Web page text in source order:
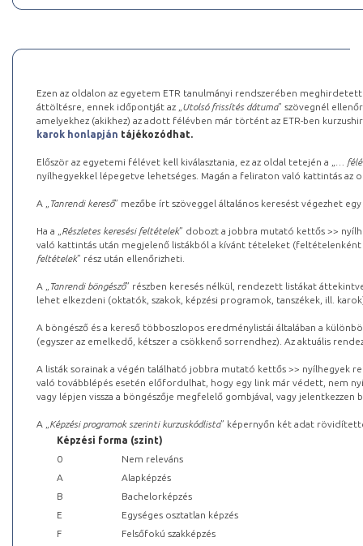
Ezen az oldalon az egyetem ETR tanulmányi rendszerében
áttöltésre, ennek időpontját az „ Utolsó frissítés dátuma” szövegnél
amelyekhez (akikhez) az adott félévben már történt az ETR-ben
karok honlapján tájékozódhat.
Először az egyetemi félévet kell kiválasztania, ez az oldal tetején a „
…
nyílhegyekkel lépegetve lehetséges. Magán a feliraton való kattintás az
A „ Tanrendi kereső” mezőbe írt szöveggel általános keresést végezhet
Ha a „ Részletes keresési feltételek” dobozt a jobbra mutató kettős >>
való kattintás után megjelenő listákból a kívánt tételeket (feltételenként
feltételek” rész után ellenőrizheti.
A „ Tanrendi böngésző” részben keresés nélkül, rendezett listákat
lehet elkezdeni (oktatók, szakok, képzési programok, tanszékek, ill.
A böngésző és a kereső többoszlopos eredménylistái általában a
(egyszer az emelkedő, kétszer a csökkenő sorrendhez). Az aktuális
A listák sorainak a végén található jobbra mutató kettős >> nyílhegyek
való továbblépés esetén előfordulhat, hogy egy link már védett, nem
vagy lépjen vissza a böngészője megfelelő gombjával, vagy
A „ Képzési programok szerinti kurzuskódlista” képernyőn két adat
Képzési forma (szint)
0
Nem releváns
A
Alapképzés
B
Bachelorképzés
E
Egységes osztatlan képzés
F
Felsőfokú szakképzés